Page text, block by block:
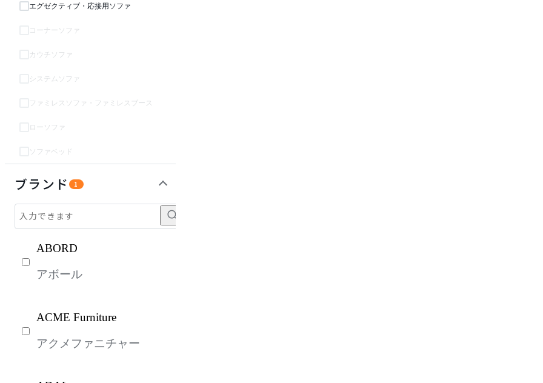
エグゼクティブ・応接用ソファ
コーナーソファ
カウチソファ
システムソファ
ファミレスソファ・ファミレスブース
ローソファ
ソファベッド
ブランド 1
ABORD
アボール
ACME Furniture
アクメファニチャー